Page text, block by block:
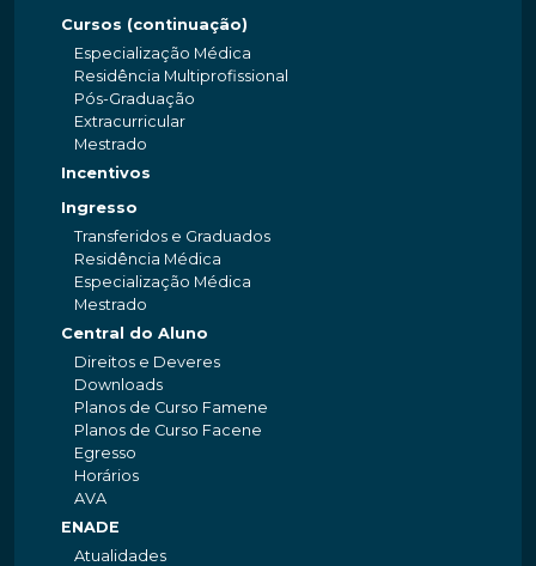
Cursos (continuação)
Especialização Médica
Residência Multiprofissional
Pós-Graduação
Extracurricular
Mestrado
Incentivos
Ingresso
Transferidos e Graduados
Residência Médica
Especialização Médica
Mestrado
Central do Aluno
Direitos e Deveres
Downloads
Planos de Curso Famene
Planos de Curso Facene
Egresso
Horários
AVA
ENADE
Atualidades